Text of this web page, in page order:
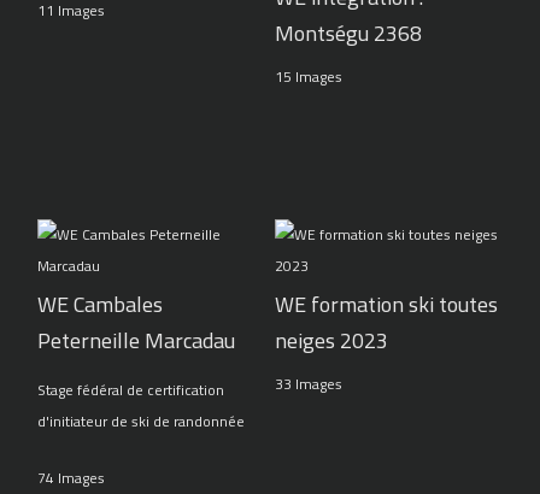
11 Images
Montségu 2368
15 Images
WE Cambales
Peterneille Marcadau
Stage fédéral de certification
d'initiateur de ski de randonnée
74 Images
WE formation ski toutes
neiges 2023
33 Images